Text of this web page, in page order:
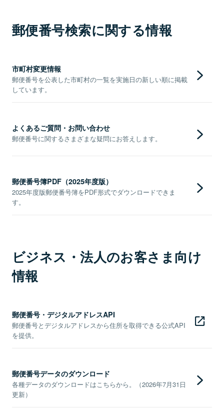
郵便番号検索に関する情報
市町村変更情報
郵便番号を公表した市町村の一覧を実施日の新しい順に掲載
しています。
よくあるご質問・お問い合わせ
郵便番号に関するさまざまな疑問にお答えします。
郵便番号簿PDF（2025年度版）
2025年度版郵便番号簿をPDF形式でダウンロードできま
す。
ビジネス・法人のお客さま向け
情報
郵便番号・デジタルアドレスAPI
郵便番号とデジタルアドレスから住所を取得できる公式API
を提供。
郵便番号データのダウンロード
各種データのダウンロードはこちらから。（2026年7月31日
更新）